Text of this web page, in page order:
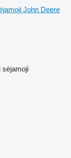
John Deere
sėjamoji